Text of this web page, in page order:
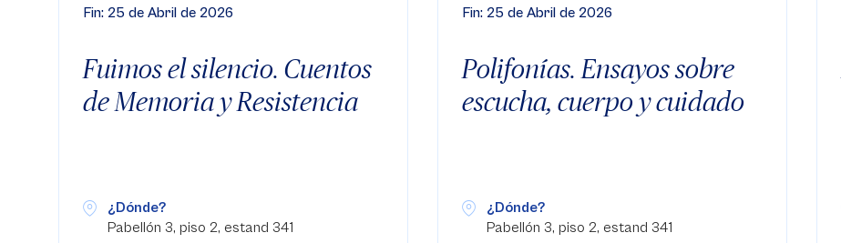
Fin: 25 de Abril de 2026
Fuimos el silencio. Cuentos
de Memoria y Resistencia
¿Dónde?
Pabellón 3, piso 2, estand 341
Fin: 25 de Abril de 2026
Polifonías. Ensayos sobre
escucha, cuerpo y cuidado
¿Dónde?
Pabellón 3, piso 2, estand 341